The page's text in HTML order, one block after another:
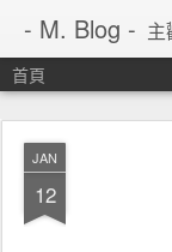
- M. Blog - 主
首頁
JAN
12